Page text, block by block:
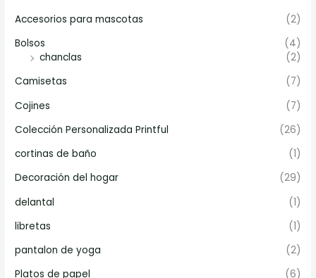
Accesorios para mascotas
(2)
Bolsos
(4)
chanclas
(2)
Camisetas
(7)
Cojines
(7)
Colección Personalizada Printful
(26)
cortinas de baño
(1)
Decoración del hogar
(29)
delantal
(1)
libretas
(1)
pantalon de yoga
(2)
Platos de papel
(6)